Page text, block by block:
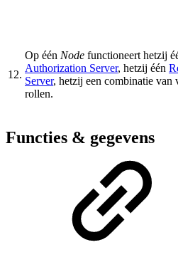
12.
Op één Node functioneert hetzij
Authorization Server, hetzij één
Server, hetzij een combinatie van
rollen.
Functies & gegevens